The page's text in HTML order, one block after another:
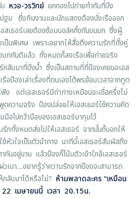
หวอ-วรวิทย์ ยกกองไปถ่ายทำกันที่บึง
ม ซึ่งทีมงานและนักแสดงต้องนั่งเรือออก
สเธอร์เลยต้องซ้อมบอล์คกิ้งกันบนบก ซึ่งผู้
ป็นพิเศษ เพราะอยากให้สื่อถึงความรักที่ทั้งคู่
บทกันดีแล้ว ทั้งหมดก็ลงเรือเพื่อถ่ายจริง
ลับมาที่บึงน้ำ ซึ่งเป็นสถานที่ที่ป้องเคยขอเอส
อป้องเล่าเรื่องที่ตนเองได้พรย้อนเวลาจากภูต
ง แต่เอสเธอร์มีท่าทางเหมือนจะเชื่อครึ่งไม่
ความจริง ป้องปล่อยให้เอสเธอร์ใช้ความคิด
อไปคว้ามือของเอสเธอร์มากุมไว้
กทั้งหมดส่งไปให้เอสเธอร์ จากนั้นก็บอกให้
หัวใจเป็นตัวนำทาง นาทีนี้เอสเธอร์สัมผัสถึง
นอยู่นาน แล้วป้องก็โน้มตัวเข้าใกล้เอสเธอร์
เบา....อยากรู้ว่าความรักจากป้องจะสามารถ
ลับมาได้หรือไม่? ห้ามพลาดละคร “เหมือน
22 เมษายนนี้ เวลา 20.15น.